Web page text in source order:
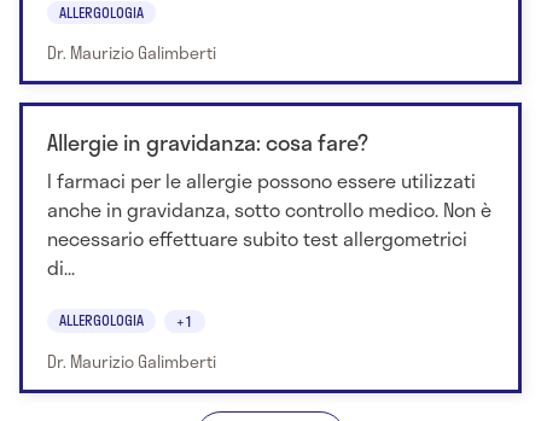
ALLERGOLOGIA
Dr. Maurizio Galimberti
Allergie in gravidanza: cosa fare?
I farmaci per le allergie possono essere utilizzati
anche in gravidanza, sotto controllo medico. Non è
necessario effettuare subito test allergometrici
di...
ALLERGOLOGIA +1
Dr. Maurizio Galimberti